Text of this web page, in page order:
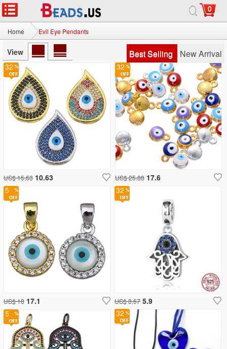
0
Home Evil Eye Pendants
View Best Selling New Arrival
32
US$ 25.88 17.6
32
5
US$ 18 17.1
5
32
US$ 15.63 10.63
32
US$ 8.67 5.9